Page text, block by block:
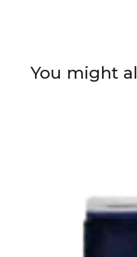
You might